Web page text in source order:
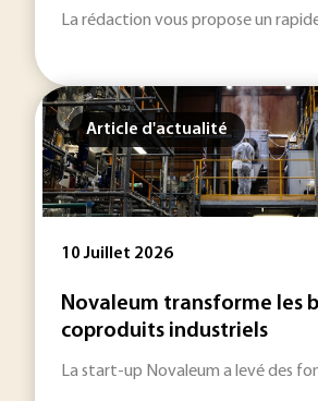
La rédaction vous propose un
Article d'actualité
10 Juillet 2026
Novaleum transforme les
coproduits industriels
La start-up Novaleum a levé des